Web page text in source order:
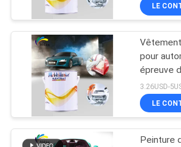
VISITE
D'USINE
CONTRÔLE
QUALITÉ
Peinture de
LE
pour
épreuve
pour
3.26USD-
LE
Peinture